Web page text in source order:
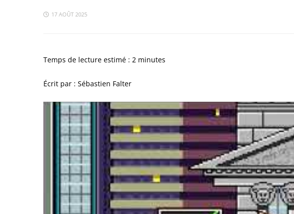
17 AOÛT 2025
Temps de lecture estimé : 2 minutes
Écrit par : Sébastien Falter